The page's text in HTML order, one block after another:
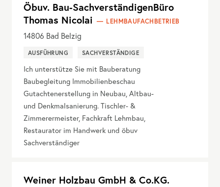
Öbuv. Bau-SachverständigenBüro
Thomas Nicolai
LEHMBAUFACHBETRIEB
14806 Bad Belzig
AUSFÜHRUNG SACHVERSTÄNDIGE
Ich unterstütze Sie mit Bauberatung
Baubegleitung Immobilienbeschau
Gutachtenerstellung in Neubau, Altbau-
und Denkmalsanierung. Tischler- &
Zimmerermeister, Fachkraft Lehmbau,
Restaurator im Handwerk und öbuv
Sachverständiger
Weiner Holzbau GmbH & Co.KG.